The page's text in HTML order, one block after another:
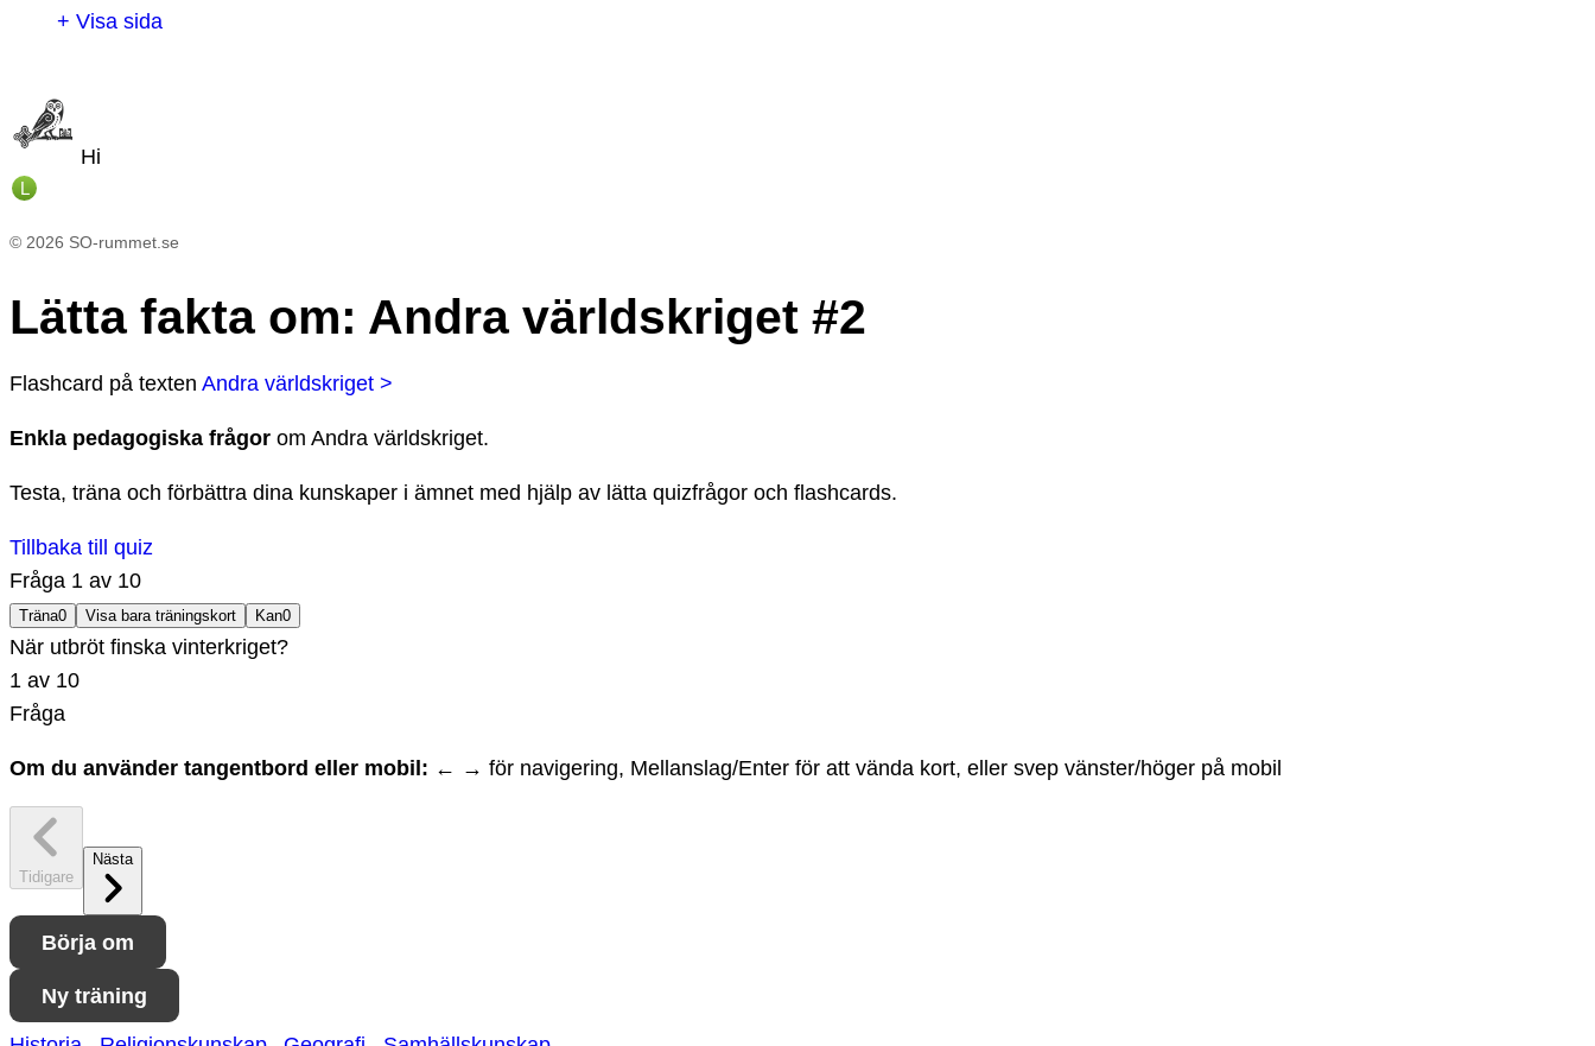
+ Visa sida
Hi
L
© 2026 SO-rummet.se
Lätta fakta om: Andra världskriget #2
Flashcard på texten Andra världskriget >
Enkla pedagogiska frågor om Andra världskriget.
Testa, träna och förbättra dina kunskaper i ämnet med hjälp av lätta quizfrågor och flashcards.
Tillbaka till quiz
Fråga 1 av 10
Träna0 Visa bara träningskort Kan0
När utbröt finska vinterkriget?
1 av 10
Fråga
Om du använder tangentbord eller mobil: ← → för navigering, Mellanslag/Enter för att vända kort, eller svep vänster/höger på mobil
Tidigare
Nästa
Börja om
Ny träning